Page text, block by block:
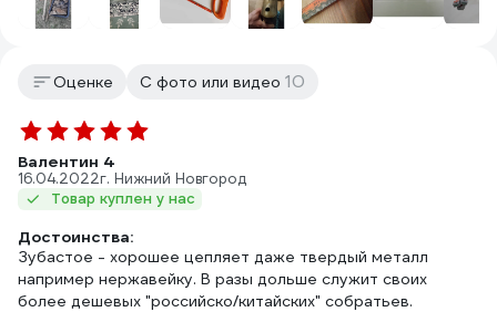
Оценке С фото или видео 10
Валентин 4
16.04.2022г. Нижний Новгород
Товар куплен у нас
Достоинства:
Зубастое - хорошее цепляет даже твердый металл
например нержавейку. В разы дольше служит своих
более дешевых "российско/китайских" собратьев.